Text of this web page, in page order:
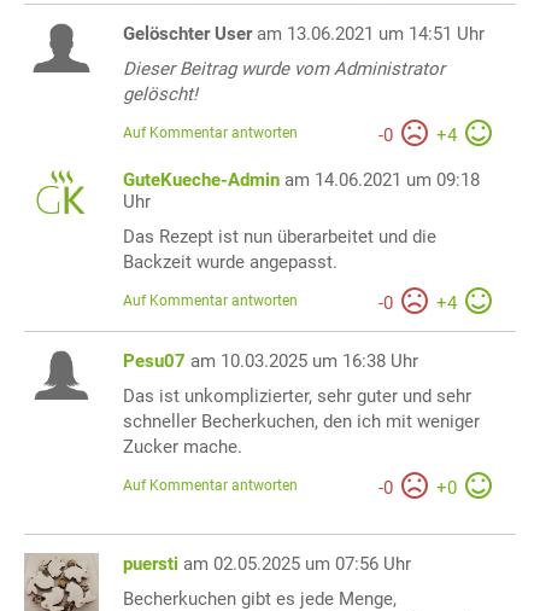
Gelöschter User am 13.06.2021 um 14:51 Uhr
Dieser Beitrag wurde vom Administrator
gelöscht!
-0 +4
Auf Kommentar antworten
GuteKueche-Admin am 14.06.2021 um 09:18
Uhr
Das Rezept ist nun überarbeitet und die
Backzeit wurde angepasst.
-0 +4
Auf Kommentar antworten
Pesu07 am 10.03.2025 um 16:38 Uhr
Das ist unkomplizierter, sehr guter und sehr
schneller Becherkuchen, den ich mit weniger
Zucker mache.
-0 +0
Auf Kommentar antworten
puersti am 02.05.2025 um 07:56 Uhr
Becherkuchen gibt es jede Menge,